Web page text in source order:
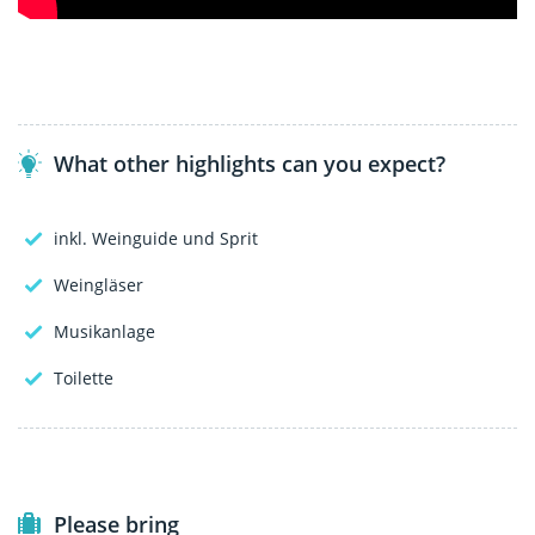
What other highlights can you expect?
inkl. Weinguide und Sprit
Weingläser
Musikanlage
Toilette
Please bring